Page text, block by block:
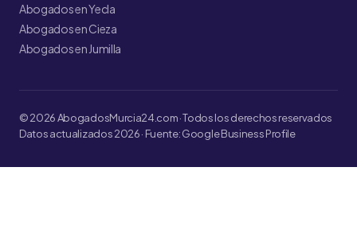
Abogados en Yecla
Abogados en Cieza
Abogados en Jumilla
© 2026 AbogadosMurcia24.com · Todos los derechos reservados
Datos actualizados 2026 · Fuente: Google Business Profile